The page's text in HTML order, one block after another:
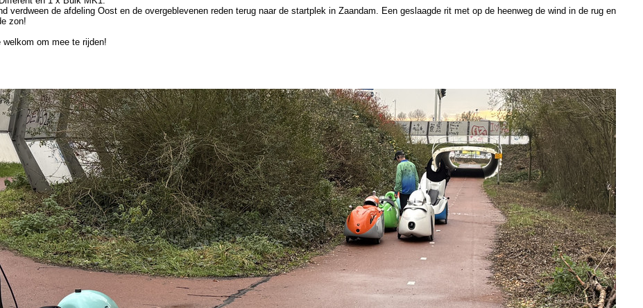
verdween de afdeling Oost en de overgeblevenen reden terug naar de startplek in Zaandam. Een geslaagde rit met op de heenweg de wind in de rug en
zon!
om mee te rijden!